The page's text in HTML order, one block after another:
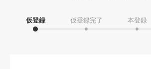
仮登録 仮登録完了 本登録